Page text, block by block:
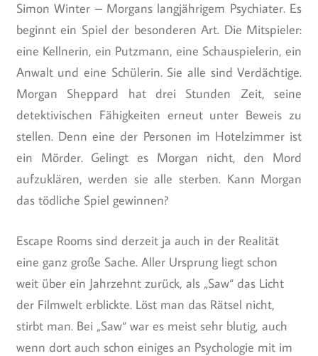
Morgans langjährigem Psychiater. Es beginnt ein Spiel
der besonderen Art. Die Mitspieler: eine Kellnerin, ein
Putzmann, eine Schauspielerin, ein Anwalt und eine
Schülerin. Sie alle sind Verdächtige. Morgan
Sheppard hat drei Stunden Zeit, seine detektivischen
Fähigkeiten erneut unter Beweis zu stellen. Denn
eine der Personen im Hotelzimmer ist ein Mörder.
Gelingt es Morgan nicht, den Mord aufzuklären,
werden sie alle sterben. Kann Morgan das tödliche
Spiel gewinnen?
Escape Rooms sind derzeit ja auch in der Realität
eine ganz große Sache. Aller Ursprung liegt schon
weit über ein Jahrzehnt zurück, als „Saw“ das Licht
der Filmwelt erblickte. Löst man das Rätsel nicht,
stirbt man. Bei „Saw“ war es meist sehr blutig, auch
wenn dort auch schon einiges an Psychologie mit im